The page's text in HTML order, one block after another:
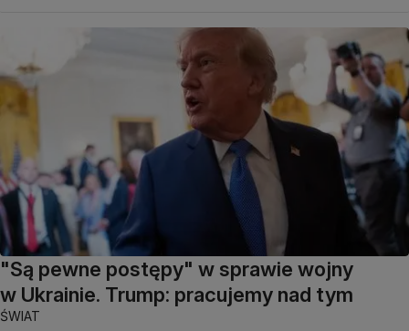
"Są pewne postępy" w sprawie wojny
w Ukrainie. Trump: pracujemy nad tym
ŚWIAT